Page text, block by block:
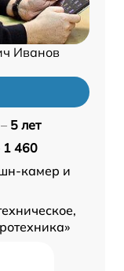
Иванов
5 лет
1 460
камер и